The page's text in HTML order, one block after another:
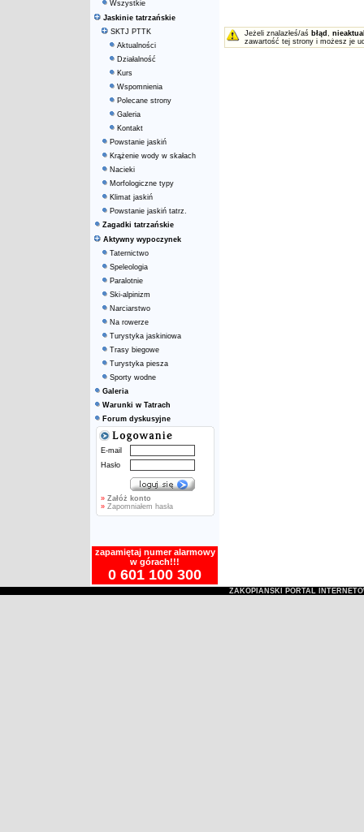
Wszystkie
Jaskinie tatrzańskie
SKTJ PTTK
Aktualności
Działalność
Kurs
Wspomnienia
Polecane strony
Galeria
Kontakt
Powstanie jaskiń
Krążenie wody w skałach
Nacieki
Morfologiczne typy
Klimat jaskiń
Powstanie jaskiń tatrz.
Zagadki tatrzańskie
Aktywny wypoczynek
Taternictwo
Speleologia
Paralotnie
Ski-alpinizm
Narciarstwo
Na rowerze
Turystyka jaskiniowa
Trasy biegowe
Turystyka piesza
Sporty wodne
Galeria
Warunki w Tatrach
Forum dyskusyjne
E-mail
Hasło
» Załóż konto
»Zapomniałem hasła
zapamiętaj numer alarmowy
w górach!!!
0 601 100 300
Jeżeli znalazłeś/aś błąd ,
zawartość tej strony i możesz je
ZAKOPIAŃSKI PORTAL